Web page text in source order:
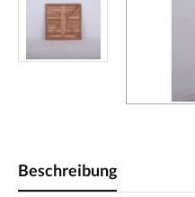
Beschreibung